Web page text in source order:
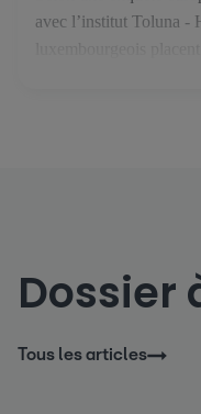
avec l’institut Toluna -
Dossier
Tous les articles